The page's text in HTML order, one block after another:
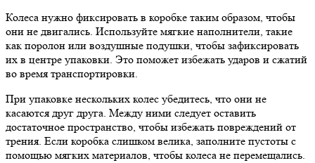
Колеса нужно фиксировать в коробке таким образом, чтобы
они не двигались. Используйте мягкие наполнители, такие
как поролон или воздушные подушки, чтобы зафиксировать
их в центре упаковки. Это поможет избежать ударов и сжатий
во время транспортировки.
При упаковке нескольких колес убедитесь, что они не
касаются друг друга. Между ними следует оставить
достаточное пространство, чтобы избежать повреждений от
трения. Если коробка слишком велика, заполните пустоты с
помощью мягких материалов, чтобы колеса не перемещались.